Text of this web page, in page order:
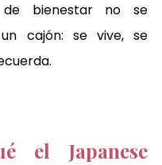
bienestar no se
cajón: se vive, se
el Japanese